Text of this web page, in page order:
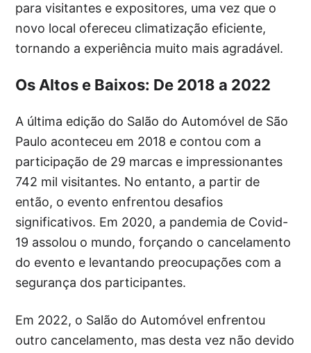
para visitantes e expositores, uma vez que o
novo local ofereceu climatização eficiente,
tornando a experiência muito mais agradável.
Os Altos e Baixos: De 2018 a 2022
A última edição do Salão do Automóvel de São
Paulo aconteceu em 2018 e contou com a
participação de 29 marcas e impressionantes
742 mil visitantes. No entanto, a partir de
então, o evento enfrentou desafios
significativos. Em 2020, a pandemia de Covid-
19 assolou o mundo, forçando o cancelamento
do evento e levantando preocupações com a
segurança dos participantes.
Em 2022, o Salão do Automóvel enfrentou
outro cancelamento, mas desta vez não devido